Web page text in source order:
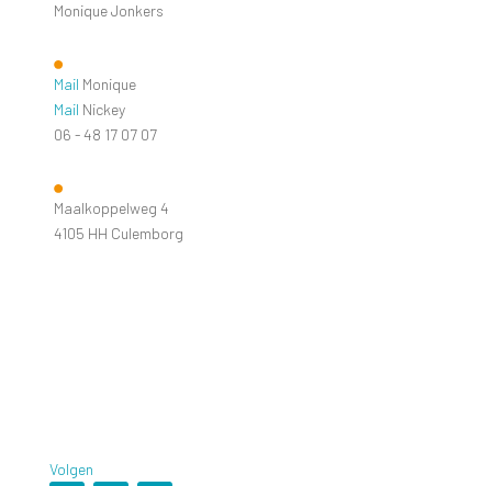
Monique Jonkers
Mail Monique
Mail Nickey
06 - 48 17 07 07
Maalkoppelweg 4
4105 HH Culemborg
Volgen